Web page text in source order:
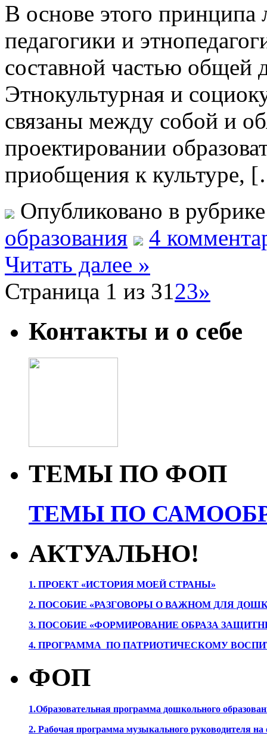
В основе этого принципа
педагогики и
составной частью общей
Этнокультурная и
связаны между собой и
проектировании
приобщения к культуре,
Опубликовано в
образования
4
Читать далее »
Страница 1 из 3123»
Контакты и о себе
ТЕМЫ ПО ФОП
ТЕМЫ ПО
АКТУАЛЬНО!
1. ПРОЕКТ «ИСТОРИЯ МОЕЙ СТРАНЫ»
2. ПОСОБИЕ «РАЗГОВОРЫ О ВАЖНОМ ДЛЯ
3. ПОСОБИЕ «ФОРМИРОВАНИЕ ОБРАЗА
4. ПРОГРАММА ПО ПАТРИОТИЧЕСКОМУ
ФОП
1.Образовательная программа дошкольного
2. Рабочая программа музыкального руководителя